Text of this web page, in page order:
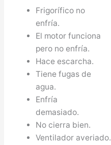
Frigorífico no
enfría.
El motor funciona
pero no enfría.
Hace escarcha.
Tiene fugas de
agua.
Enfría
demasiado.
No cierra bien.
Ventilador averiado.